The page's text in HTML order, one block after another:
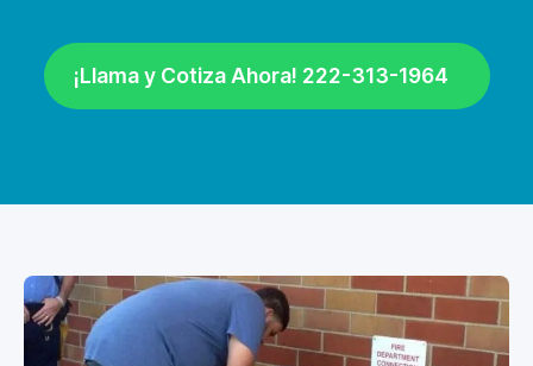
¡Llama y Cotiza Ahora! 222-313-1964